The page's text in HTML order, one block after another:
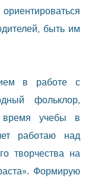
быть им
в работе с
фольклор,
учебы в
работаю над
творчества на
Формирую